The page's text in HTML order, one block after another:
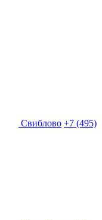
Свиблово +7 (495)